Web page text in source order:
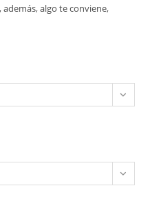
algo te conviene,